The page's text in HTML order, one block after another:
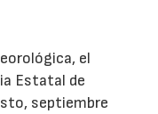
el
Estatal de
septiembre